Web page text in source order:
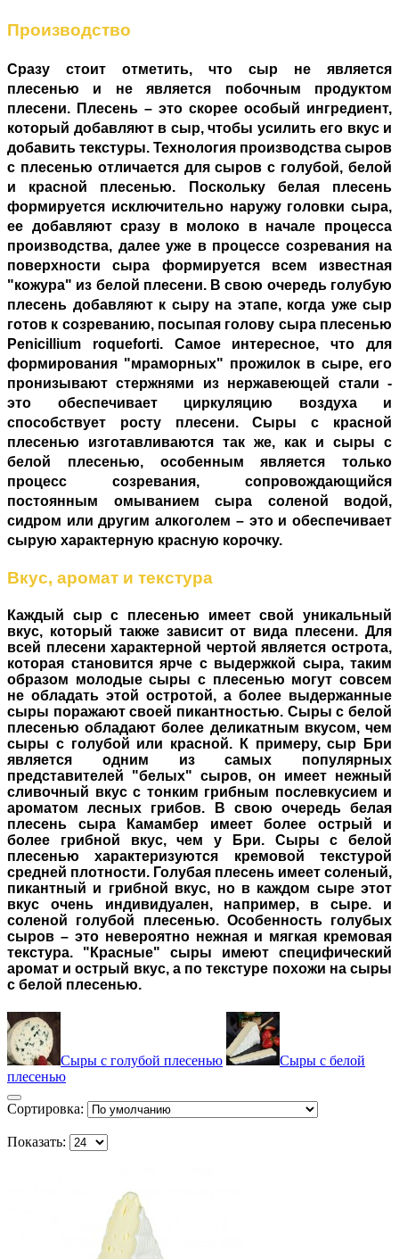
Производство
Сразу стоит отметить, что сыр не является
плесенью и не является побочным продуктом
плесени. Плесень – это скорее особый ингредиент,
который добавляют в сыр, чтобы усилить его вкус и
добавить текстуры. Технология производства сыров
с плесенью отличается для сыров с голубой, белой
и красной плесенью. Поскольку белая плесень
формируется исключительно наружу головки сыра,
ее добавляют сразу в молоко в начале процесса
производства, далее уже в процессе созревания на
поверхности сыра формируется всем известная
"кожура" из белой плесени. В свою очередь голубую
плесень добавляют к сыру на этапе, когда уже сыр
готов к созреванию, посыпая голову сыра плесенью
Penicillium roqueforti. Самое интересное, что для
формирования "мраморных" прожилок в сыре, его
пронизывают стержнями из нержавеющей стали -
это обеспечивает циркуляцию воздуха и
способствует росту плесени. Сыры с красной
плесенью изготавливаются так же, как и сыры с
белой плесенью, особенным является только
процесс созревания, сопровождающийся
постоянным омыванием сыра соленой водой,
сидром или другим алкоголем – это и обеспечивает
сырую характерную красную корочку.
Вкус, аромат и текстура
Каждый сыр с плесенью имеет свой уникальный
вкус, который также зависит от вида плесени. Для
всей плесени характерной чертой является острота,
которая становится ярче с выдержкой сыра, таким
образом молодые сыры с плесенью могут совсем
не обладать этой остротой, а более выдержанные
сыры поражают своей пикантностью. Сыры с белой
плесенью обладают более деликатным вкусом, чем
сыры с голубой или красной. К примеру, сыр Бри
является одним из самых популярных
представителей "белых" сыров, он имеет нежный
сливочный вкус с тонким грибным послевкусием и
ароматом лесных грибов. В свою очередь белая
плесень сыра Камамбер имеет более острый и
более грибной вкус, чем у Бри. Сыры с белой
плесенью характеризуются кремовой текстурой
средней плотности. Голубая плесень имеет соленый,
пикантный и грибной вкус, но в каждом сыре этот
вкус очень индивидуален, например, в сыре. и
соленой голубой плесенью. Особенность голубых
сыров – это невероятно нежная и мягкая кремовая
текстура. "Красные" сыры имеют специфический
аромат и острый вкус, а по текстуре похожи на сыры
с белой плесенью.
Сыры с голубой плесенью
Сыры с белой
плесенью
Сортировка:
Показать: